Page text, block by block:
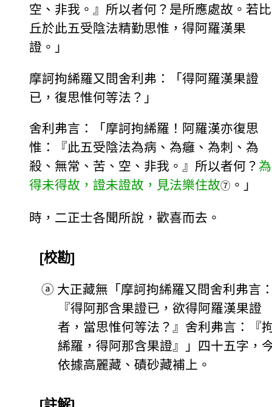
空、非我。』所以者何？是所應處故。若比
丘於此五受陰法精勤思惟，得阿羅漢果
證。」
摩訶拘絺羅又問舍利弗：「得阿羅漢果證
已，復思惟何等法？」
舍利弗言：「摩訶拘絺羅！阿羅漢亦復思
惟：『此五受陰法為病、為癰、為刺、為
殺、無常、苦、空、非我。』所以者何？ 為
得未得故，證未證故，見法樂住故⑦ 。」
時，二正士各聞所說，歡喜而去。
[校勘]
ⓐ 大正藏無「摩訶拘絺羅又問舍利弗言
『得阿那含果證已，欲得阿羅漢果證
者，當思惟何等法？』舍利弗言：『
絺羅，得阿那含果證』」四十五字，
依據高麗藏、磧砂藏補上。